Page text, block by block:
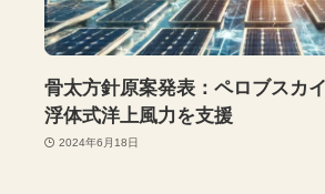
骨太方針原案発表：ペロブスカ
浮体式洋上風力を支援
2024年6月18日